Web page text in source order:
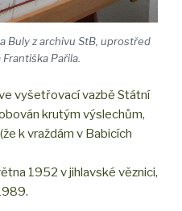
Buly z archivu StB, uprostřed
Pařila.
vyšetřovací vazbě Státní
krutým výslechům,
k vraždám v Babicích
1952 v jihlavské věznici,